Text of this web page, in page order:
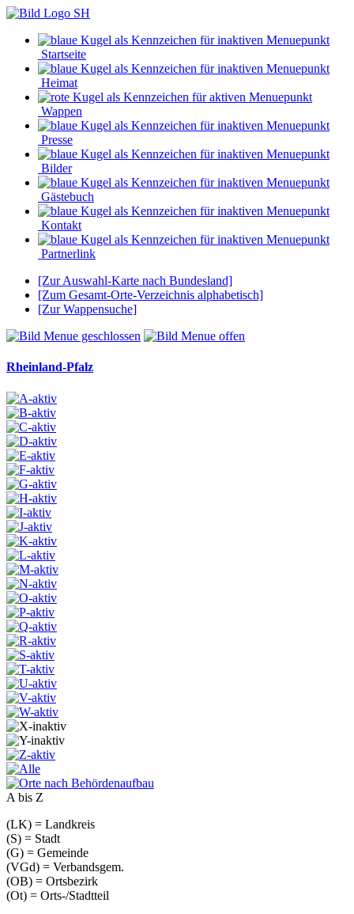
Startseite
Heimat
Wappen
Presse
Bilder
Gästebuch
Kontakt
Partnerlink
[Zur Auswahl-Karte nach Bundesland]
[Zum Gesamt-Orte-Verzeichnis alphabetisch]
[Zur Wappensuche]
Rheinland-Pfalz
A bis Z
(LK) = Landkreis
(S) = Stadt
(G) = Gemeinde
(VGd) = Verbandsgem.
(OB) = Ortsbezirk
(Ot) = Orts-/Stadtteil